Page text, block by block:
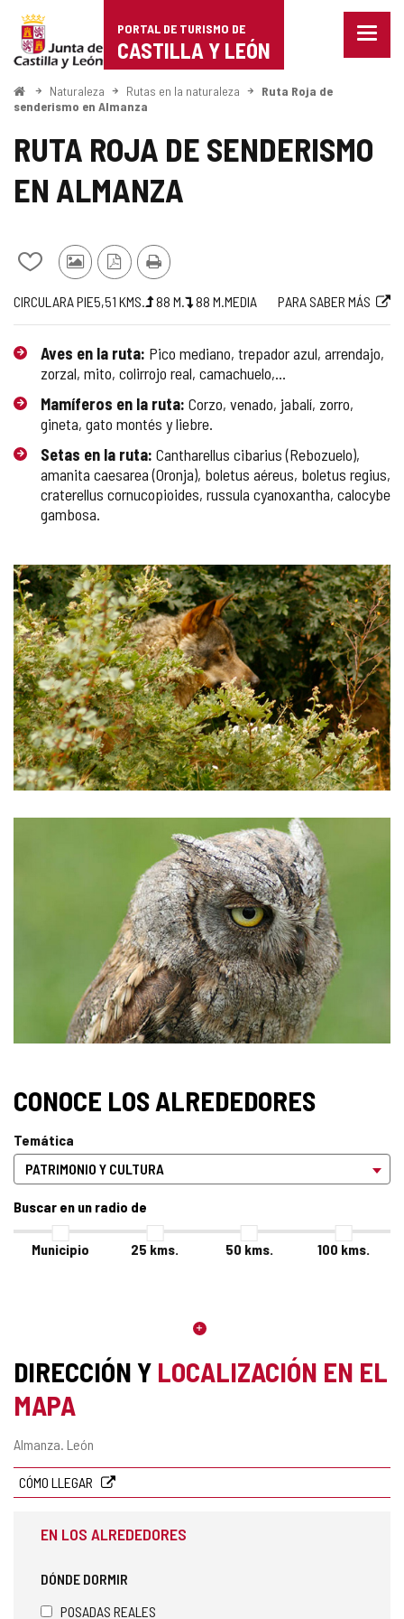
Portal
de
Turismo
de
Castilla
PORTAL DE TURISMO DE
CASTILLA Y LEÓN
Menu
InicioNaturaleza Rutas en la naturaleza
Ruta Roja de
senderismo en Almanza
RUTA ROJA DE SENDERISMO
EN ALMANZA
Añadir/quitar
mis
cuadernos
Fotos
otros
turistas
VersiónImprimir
Trayecto
CIRCULAR
Medio A PIE
Longitud 5,51 KMS.
Desnivel
subida
(m)
88 M.
Desnivel
bajada
(m)
88 M.
Dificultad
de
la
ruta
MEDIA
Enlace
a
web
externa
PARA SABER MÁS
Aves en la ruta: Pico mediano, trepador azul, arrendajo,
zorzal, mito, colirrojo real, camachuelo,...
Mamíferos en la ruta: Corzo, venado, jabalí, zorro,
gineta, gato montés y liebre.
Setas en la ruta: Cantharellus cibarius (Rebozuelo),
amanita caesarea (Oronja), boletus aéreus, boletus regius,
craterellus cornucopioides, russula cyanoxantha, calocybe
gambosa.
GALERÍA
DE
IMÁGENES
CONOCE LOS ALREDEDORES
Temática
Buscar en un radio de
Municipio 25 kms. 50 kms. 100 kms.
DIRECCIÓN Y LOCALIZACIÓN EN EL
MAPA
Dirección
Almanza. León
CÓMO LLEGAR
EN LOS ALREDEDORES
DÓNDE DORMIR
POSADAS REALES